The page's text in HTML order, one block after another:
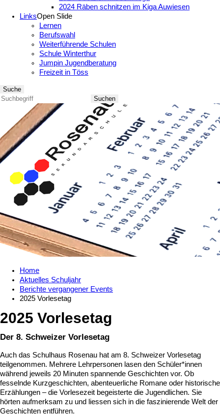
2024 Räben schnitzen im Kiga Auwiesen
LinksOpen Slide
Lernen
Berufswahl
Weiterführende Schulen
Schule Winterthur
Jumpin Jugendberatung
Freizeit in Töss
Suche
Suchen
Home
Aktuelles Schuljahr
Berichte vergangener Events
2025 Vorlesetag
2025 Vorlesetag
Der 8. Schweizer Vorlesetag
Auch das Schulhaus Rosenau hat am 8. Schweizer Vorlesetag
teilgenommen. Mehrere Lehrpersonen lasen den Schüler*innen
während jeweils 20 Minuten spannende Geschichten vor. Ob
fesselnde Kurzgeschichten, abenteuerliche Romane oder historische
Erzählungen – die Vorlesezeit begeisterte die Jugendlichen. Sie
hörten aufmerksam zu und liessen sich in die faszinierende Welt der
Geschichten entführen.